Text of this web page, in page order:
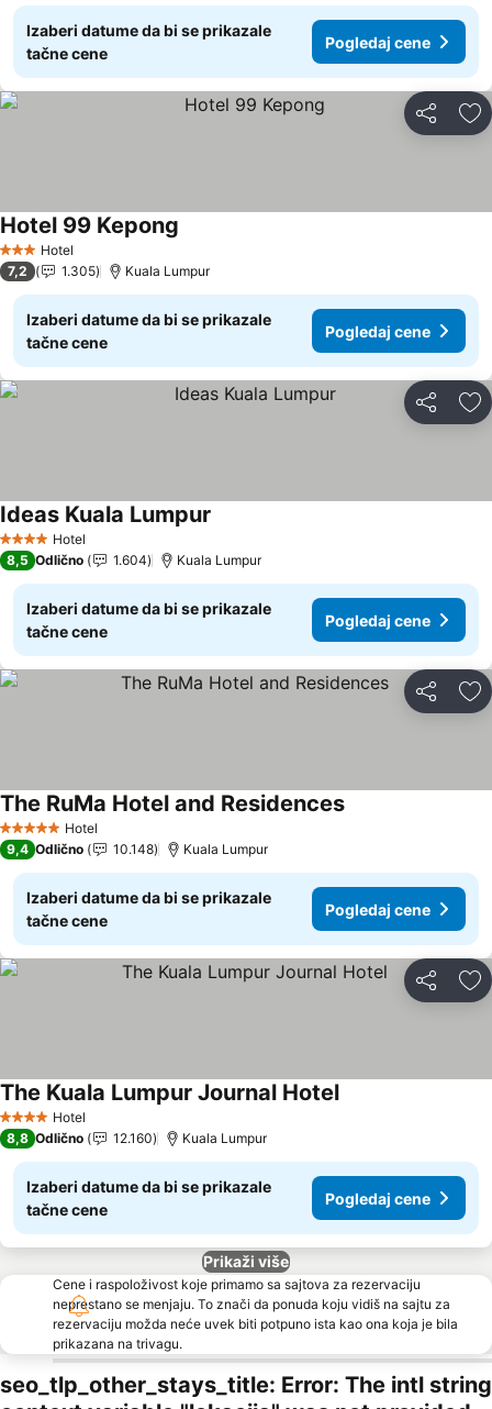
Izaberi datume da bi se prikazale
tačne cene
Pogledaj cene
Deli
3 Zvezdice
Hotel
Hotel 99 Kepong
7,2 1.305 Kuala Lumpur
Izaberi datume da bi se prikazale
tačne cene
Pogledaj cene
Deli
4 ZvezdiceHotel
Ideas Kuala Lumpur
8,5 Odlično 1.604 Kuala Lumpur
Izaberi datume da bi se prikazale
tačne cene
Pogledaj cene
Deli
5 ZvezdiceHotel
The RuMa Hotel and Residences
9,4 Odlično 10.148 Kuala Lumpur
Izaberi datume da bi se prikazale
tačne cene
Pogledaj cene
Deli
4 ZvezdiceHotel
The Kuala Lumpur Journal Hotel
8,8 Odlično 12.160 Kuala Lumpur
Izaberi datume da bi se prikazale
tačne cene
Pogledaj cene
Prikaži više
Cene i raspoloživost koje primamo sa sajtova za rezervaciju
neprestano se menjaju. To znači da ponuda koju vidiš na sajtu za
rezervaciju možda neće uvek biti potpuno ista kao ona koja je bila
prikazana na trivagu.
seo_tlp_other_stays_title: Error: The intl string